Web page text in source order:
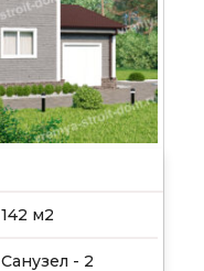
142 м2
Санузел - 2